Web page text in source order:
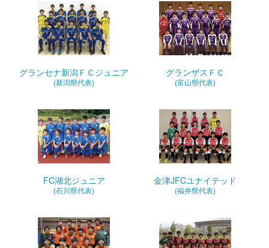
グランセナ新潟ＦＣジュニア
(新潟県代表)
グランザスＦＣ
(富山県代表)
FC湖北ジュニア
(石川県代表)
金津JFCユナイテッド
(福井県代表)